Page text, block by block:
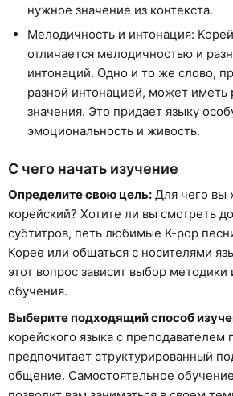
нужное значение из контекста.
Мелодичность и интонация:
отличается мелодичностью и
интонаций. Одно и то же слово,
разной интонацией, может иметь
значения. Это придает языку
эмоциональность и живость.
С чего начать изучение
Определите свою цель: Для чего вы
корейский? Хотите ли вы смотреть
субтитров, петь любимые K-pop
Корее или общаться с носителями
этот вопрос зависит выбор методики
обучения.
Выберите подходящий способ
корейского языка с преподавателем
предпочитает структурированный
общение. Самостоятельное